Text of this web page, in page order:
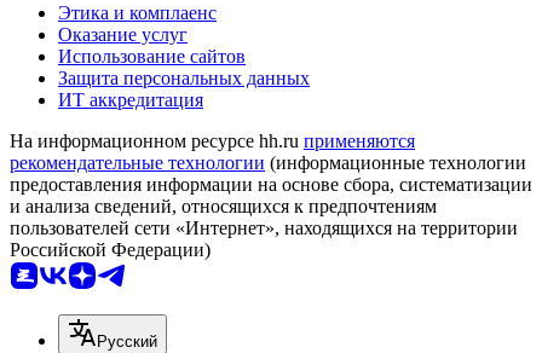
Этика и комплаенс
Оказание услуг
Использование сайтов
Защита персональных данных
ИТ аккредитация
На информационном ресурсе hh.ru применяются
рекомендательные технологии (информационные технологии
предоставления информации на основе сбора, систематизации
и анализа сведений, относящихся к предпочтениям
пользователей сети «Интернет», находящихся на территории
Российской Федерации)
Русский